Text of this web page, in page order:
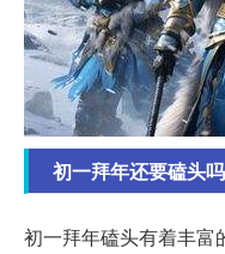
初一拜年还要磕头吗
初一拜年磕头有着丰富